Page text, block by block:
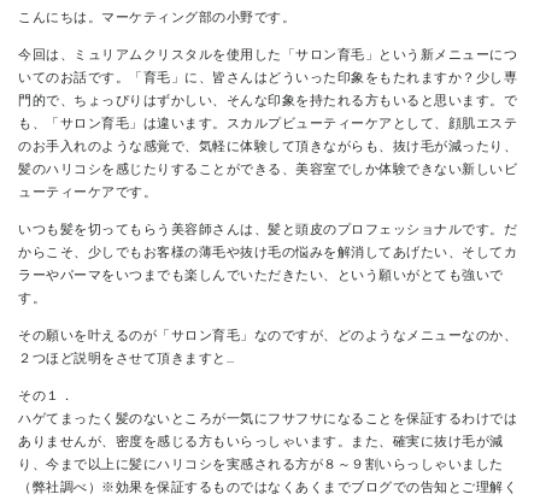
こんにちは。マーケティング部の小野です。
今回は、ミュリアムクリスタルを使用した「サロン育毛」という新メニューにつ
いてのお話です。「育毛」に、皆さんはどういった印象をもたれますか？少し専
門的で、ちょっぴりはずかしい、そんな印象を持たれる方もいると思います。で
も、「サロン育毛」は違います。スカルプビューティーケアとして、顔肌エステ
のお手入れのような感覚で、気軽に体験して頂きながらも、抜け毛が減ったり、
髪のハリコシを感じたりすることができる、美容室でしか体験できない新しいビ
ューティーケアです。
いつも髪を切ってもらう美容師さんは、髪と頭皮のプロフェッショナルです。だ
からこそ、少しでもお客様の薄毛や抜け毛の悩みを解消してあげたい、そしてカ
ラーやパーマをいつまでも楽しんでいただきたい、という願いがとても強いで
す。
その願いを叶えるのが「サロン育毛」なのですが、どのようなメニューなのか、
２つほど説明をさせて頂きますと…
その１．
ハゲてまったく髪のないところが一気にフサフサになることを保証するわけでは
ありませんが、密度を感じる方もいらっしゃいます。また、確実に抜け毛が減
り、今まで以上に髪にハリコシを実感される方が８～９割いらっしゃいました
（弊社調べ）※効果を保証するものではなくあくまでブログでの告知とご理解く